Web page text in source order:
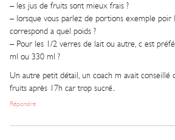
– les jus de fruits sont mieux frais ?
– lorsque vous parlez de portions exemple poir
correspond a quel poids ?
– Pour les 1/2 verres de lait ou autre, c est
ml ou 330 ml ?
Un autre petit détail, un coach m avait conseillé
fruits après 17h car trop sucré..
Répondre